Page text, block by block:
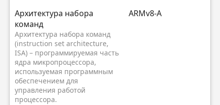
Архитектура набора
команд
Архитектура набора команд
(instruction set architecture,
ISA) – программируемая часть
ядра микропроцессора,
используемая программным
обеспечением для
управления работой
процессора.
ARMv8-A